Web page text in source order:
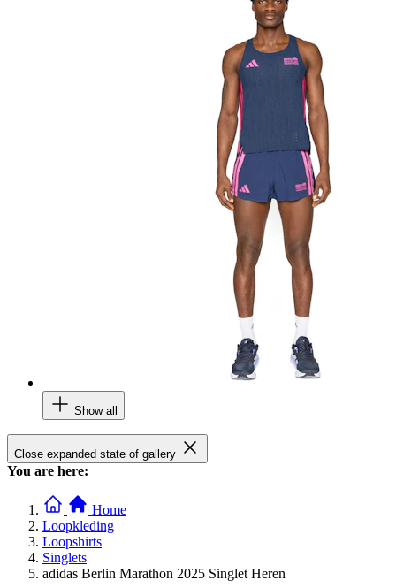
Show all
Close expanded state of gallery
You are here:
Home
Loopkleding
Loopshirts
Singlets
adidas Berlin Marathon 2025 Singlet Heren